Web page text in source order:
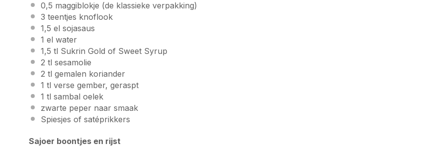
0,5 maggiblokje (de klassieke verpakking)
3 teentjes knoflook
1,5 el sojasaus
1 el water
1,5 tl Sukrin Gold of Sweet Syrup
2 tl sesamolie
2 tl gemalen koriander
1 tl verse gember, geraspt
1 tl sambal oelek
zwarte peper naar smaak
Spiesjes of satéprikkers
Sajoer boontjes en rijst